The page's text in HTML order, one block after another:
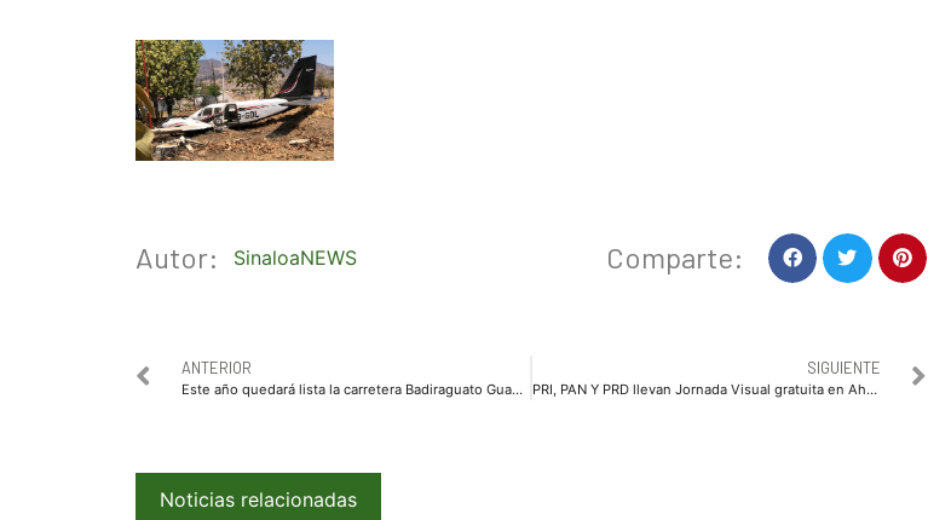
Autor: SinaloaNEWS Comparte:
ANTERIOR
Este año quedará lista la carretera Badiraguato Guadalupe y Calvo
SIGUIENTE
PRI, PAN Y PRD llevan Jornada Visual gratuita en Ahome
Noticias relacionadas